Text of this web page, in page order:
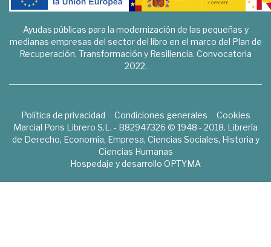
Ayudas públicas para la modernización de las pequeñas y
medianas empresas del sector del libro en el marco del Plan de
Recuperación, Transformación y Resiliencia. Convocatoria
2022.
Política de privacidad Condiciones generales
Cookies
Marcial Pons Librero S.L. - B82947326 © 1948 - 2018. Librería
de Derecho, Economía, Empresa, Ciencias Sociales, Historia y
Ciencias Humanas
Hospedaje y desarrollo OPTYMA